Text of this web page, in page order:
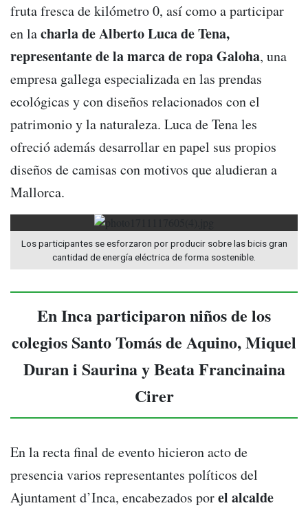
fruta fresca de kilómetro 0, así como a participar
en lacharla de Alberto Luca de Tena,
representante de la marca de ropa Galoha, una
empresa gallega especializada en las prendas
ecológicas y con diseños relacionados con el
patrimonio y la naturaleza. Luca de Tena les
ofreció además desarrollar en papel sus propios
diseños de camisas con motivos que aludieran a
Mallorca.
Los participantes se esforzaron por producir sobre las bicis gran
cantidad de energía eléctrica de forma sostenible.
En Inca participaron niños de los
colegios Santo Tomás de Aquino, Miquel
Duran i Saurina y Beata Francinaina
Cirer
En la recta final de evento hicieron acto de
presencia varios representantes políticos del
Ajuntament d’Inca, encabezados porel alcalde